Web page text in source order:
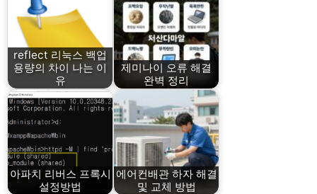
reflect 리눅스 백업
용량의 차이 나는 이
유
제미나이 오류 해결
완벽 정리
아파치 리버스 프록시
설정방법
에어컨배관 하자 해결
및 교체 방법